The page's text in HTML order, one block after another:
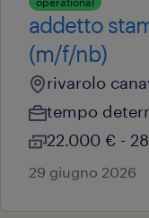
addetto
(m/f/nb)
rivarolo
tempo
22.000 € -
29 giugno 2026